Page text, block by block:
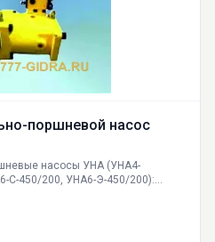
поршневой насос
насосы УНА (УНА4-
С-450/200, УНА6-Э-450/200):
доставка по всей России.